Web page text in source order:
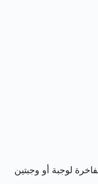
لوجبة أو وجبتين